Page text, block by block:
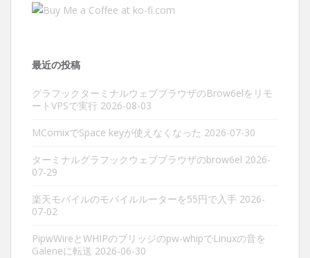
最近の投稿
グラフックターミナルウェブブラウザのBrow6elをリモ
ートVPSで実行 2026-08-03
MComixでSpace keyが使えなくなった 2026-07-30
ターミナルグラフックウェブブラウザのbrow6el 2026-
07-29
楽天モバイルのモバイルルーターを55円で入手 2026-
07-02
PipwWireとWHIPのブリッジのpw-whipでLinuxの音を
Galeneに転送 2026-06-30